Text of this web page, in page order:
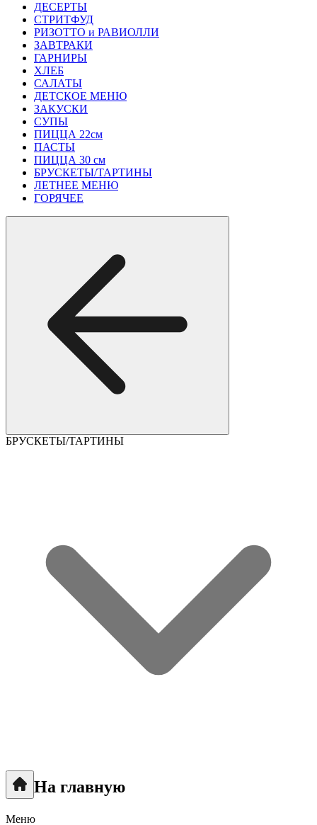
ДЕСЕРТЫ
СТРИТФУД
РИЗОТТО и РАВИОЛЛИ
ЗАВТРАКИ
ГАРНИРЫ
ХЛЕБ
САЛАТЫ
ДЕТСКОЕ МЕНЮ
ЗАКУСКИ
СУПЫ
ПИЦЦА 22см
ПАСТЫ
ПИЦЦА 30 см
БРУСКЕТЫ/ТАРТИНЫ
ЛЕТНЕЕ МЕНЮ
ГОРЯЧЕЕ
БРУСКЕТЫ/ТАРТИНЫ
На главную
Меню